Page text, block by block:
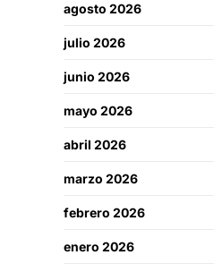
agosto 2026
julio 2026
junio 2026
mayo 2026
abril 2026
marzo 2026
febrero 2026
enero 2026